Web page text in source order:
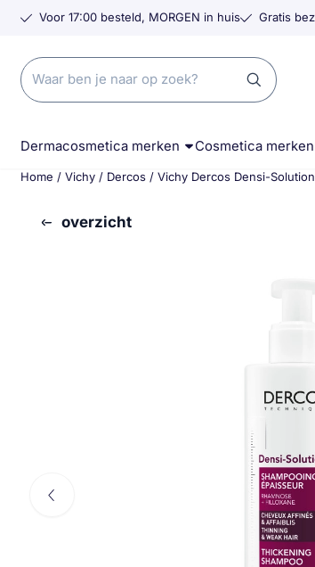
Cookievoorkeuren zijn momenteel gesloten.
Voor 17:00 besteld, MORGEN in huis Gratis
Zoeken
Dermacosmetica merken Cosmetica merken
Home / Vichy / Dercos / Vichy Dercos Densi-
overzicht